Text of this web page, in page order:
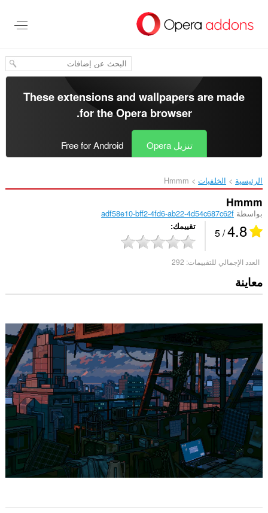
المحتوى
These extensions and wallpapers are made
for theOpera browser
.
تنزيل Opera Free for Android
الرئيسية الخلفيات Hmmm‎
Hmmm
بواسطة adf58e10-bff2-4fd6-ab22-4d54c687c62f
4.8
/ 5 تقييمك
العدد الإجمالي للتقييمات: 292
معاينة